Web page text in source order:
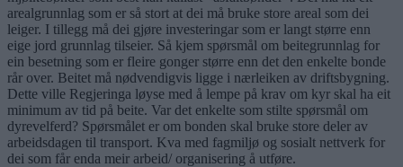
arealgrunnlag som er så stort at dei må bruke store areal som dei
leiger. I tillegg må dei gjøre investeringar som er langt større enn
eige jord grunnlag tilseier. Så kjem spørsmål om beitegrunnlag for
ein besetning som er fleire gonger større enn det den enkelte bonde
rår over. Beitet må nødvendigvis ligge i nærleiken av driftsbygning.
Dette ville Regjeringa løyse med å lempe på krav om kyr skal ha eit
minimum av tid på beite. Var det enkelte som stilte spørsmål om
dyrevelferd? Spørsmålet er om bonden skal bruke store deler av
arbeidsdagen til transport. Kva med fagmiljø og sosialt nettverk for
dei som får enda meir arbeid/ organisering å utføre.